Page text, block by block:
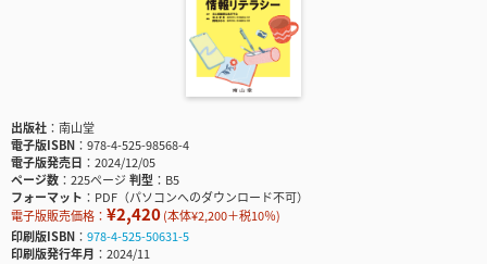
出版社
南山堂
電子版ISBN
978-4-525-98568-4
電子版発売日
2024/12/05
ページ数
225ページ判型
B5
フォーマット
PDF（パソコンへのダウンロード不可）
電子版販売価格： ¥2,420(本体¥2,200＋税10％)
印刷版ISBN
978-4-525-50631-5
印刷版発行年月
2024/11